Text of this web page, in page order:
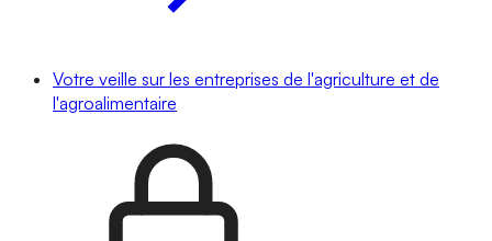
Votre veille sur les entreprises de l'agriculture et de
l'agroalimentaire